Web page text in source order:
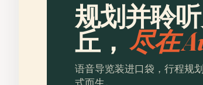
规划并聆
丘， 尽在
语音导览装进口袋，行程规